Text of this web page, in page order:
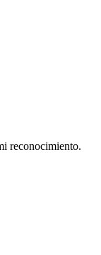
reconocimiento.